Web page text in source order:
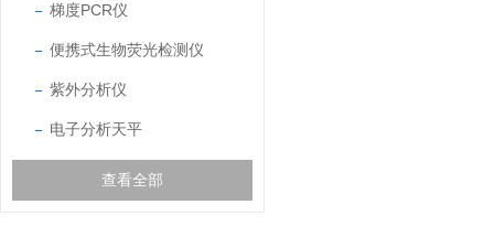
梯度PCR仪
便携式生物荧光检测仪
紫外分析仪
电子分析天平
查看全部